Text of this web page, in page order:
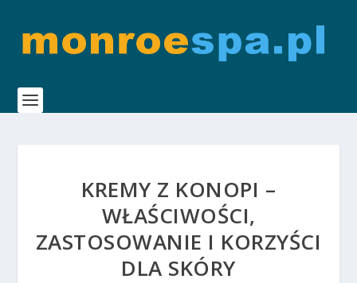
KREMY Z KONOPI –
WŁAŚCIWOŚCI,
ZASTOSOWANIE I KORZYŚCI
DLA SKÓRY